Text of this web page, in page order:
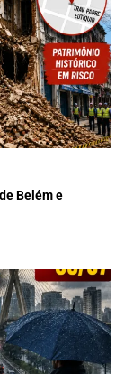
Belém e